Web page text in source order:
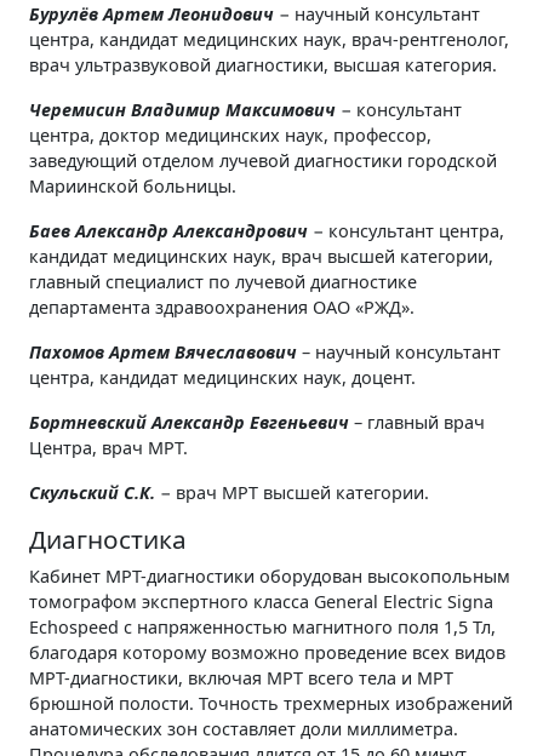
Бурулёв Артем Леонидович − научный консультант
центра, кандидат медицинских наук, врач-рентгенолог,
врач ультразвуковой диагностики, высшая категория.
Черемисин Владимир Максимович − консультант
центра, доктор медицинских наук, профессор,
заведующий отделом лучевой диагностики городской
Мариинской больницы.
Баев Александр Александрович − консультант центра,
кандидат медицинских наук, врач высшей категории,
главный специалист по лучевой диагностике
департамента здравоохранения ОАО «РЖД».
Пахомов Артем Вячеславович – научный консультант
центра, кандидат медицинских наук, доцент.
Бортневский Александр Евгеньевич – главный врач
Центра, врач МРТ.
Скульский С.К. − врач МРТ высшей категории.
Диагностика
Кабинет МРТ-диагностики оборудован высокопольным
томографом экспертного класса General Electric Signa
Echospeed с напряженностью магнитного поля 1,5 Тл,
благодаря которому возможно проведение всех видов
МРТ-диагностики, включая МРТ всего тела и МРТ
брюшной полости. Точность трехмерных изображений
анатомических зон составляет доли миллиметра.